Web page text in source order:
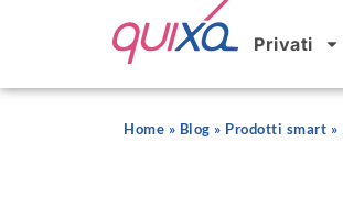
Privati
Home » Blog » Prodotti smart »